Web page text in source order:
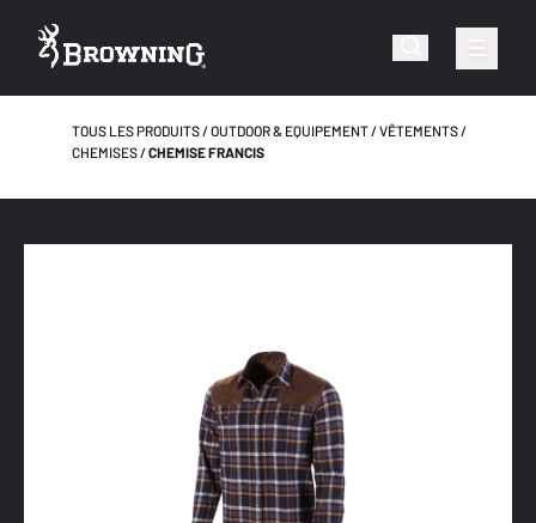
TOUS LES PRODUITS OUTDOOR & EQUIPEMENT
VÊTEMENTS
CHEMISES
CHEMISE FRANCIS